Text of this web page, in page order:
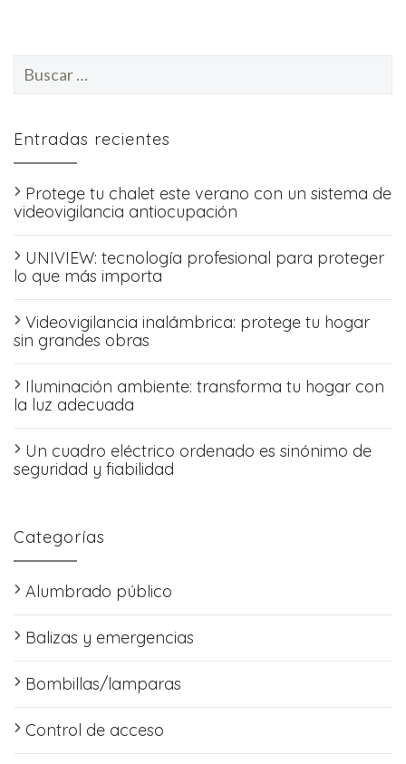
Entradas recientes
Protege tu chalet este verano con un sistema de
videovigilancia antiocupación
UNIVIEW: tecnología profesional para proteger
lo que más importa
Videovigilancia inalámbrica: protege tu hogar
sin grandes obras
Iluminación ambiente: transforma tu hogar con
la luz adecuada
Un cuadro eléctrico ordenado es sinónimo de
seguridad y fiabilidad
Categorías
Alumbrado público
Balizas y emergencias
Bombillas/lamparas
Control de acceso